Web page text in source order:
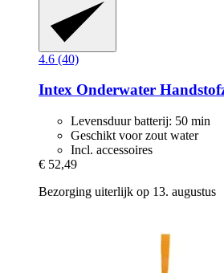
4.6 (40)
Intex Onderwater
Levensduur batterij: 50 min
Geschikt voor zout water
Incl. accessoires
€ 52,49
Bezorging uiterlijk op 13. augustus